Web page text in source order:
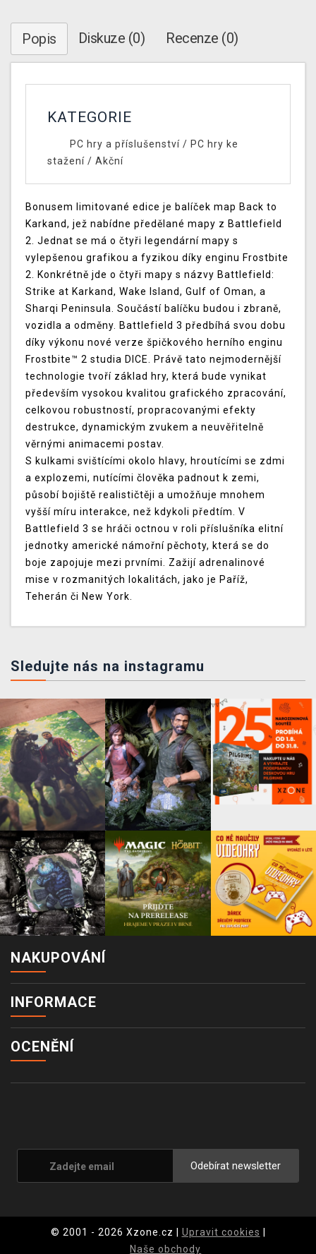
Popis Diskuze (0) Recenze (0)
KATEGORIE
PC hry a příslušenství/ PC hry ke
stažení / Akční
Bonusem limitované edice je balíček map Back to
Karkand, jež nabídne předělané mapy z Battlefield
2. Jednat se má o čtyři legendární mapy s
vylepšenou grafikou a fyzikou díky enginu Frostbite
2. Konkrétně jde o čtyři mapy s názvy Battlefield:
Strike at Karkand, Wake Island, Gulf of Oman, a
Sharqi Peninsula. Součástí balíčku budou i zbraně,
vozidla a odměny. Battlefield 3 předbíhá svou dobu
díky výkonu nové verze špičkového herního enginu
Frostbite™ 2 studia DICE. Právě tato nejmodernější
technologie tvoří základ hry, která bude vynikat
především vysokou kvalitou grafického zpracování,
celkovou robustností, propracovanými efekty
destrukce, dynamickým zvukem a neuvěřitelně
věrnými animacemi postav.
S kulkami svištícími okolo hlavy, hroutícími se zdmi
a explozemi, nutícími člověka padnout k zemi,
působí bojiště realističtěji a umožňuje mnohem
vyšší míru interakce, než kdykoli předtím. V
Battlefield 3 se hráči octnou v roli příslušníka elitní
jednotky americké námořní pěchoty, která se do
boje zapojuje mezi prvními. Zažijí adrenalinové
mise v rozmanitých lokalitách, jako je Paříž,
Teherán či New York.
Sledujte nás na instagramu
NAKUPOVÁNÍ
INFORMACE
OCENĚNÍ
Odebírat newsletter
© 2001 - 2026 Xzone.cz | Upravit cookies
Naše obchody